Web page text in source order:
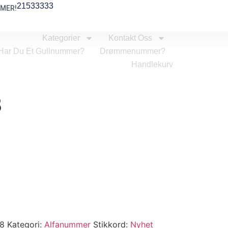
21533333
Kategorier
Kontakt Oss
Har Du Et Gullnummer?
Drømmenummer?
Handlekurv
Kategori: Alfanummer Stikkord: Nyhet